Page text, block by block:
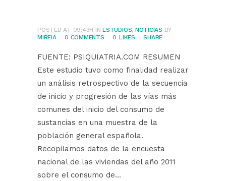
POSTED AT 09:43H INESTUDIOS, NOTICIAS BY
MIREIA
0 COMMENTS 0 LIKES SHARE
FUENTE: PSIQUIATRIA.COM RESUMEN
Este estudio tuvo como finalidad realizar
un análisis retrospectivo de la secuencia
de inicio y progresión de las vías más
comunes del inicio del consumo de
sustancias en una muestra de la
población general española.
Recopilamos datos de la encuesta
nacional de las viviendas del año 2011
sobre el consumo de...